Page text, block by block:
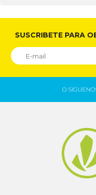
SUSCRIBETE PARA
O